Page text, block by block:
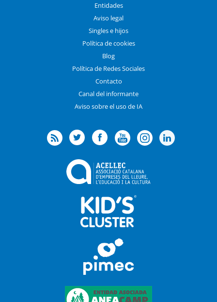
Entidades
Aviso legal
Singles e hijos
Política de cookies
Blog
Política de Redes Sociales
Contacto
Canal del informante
Aviso sobre el uso de IA